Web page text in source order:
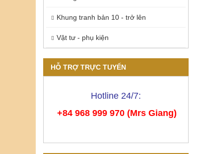
Khung tranh bản 10 - trở lên
Vật tư - phụ kiện
HỖ TRỢ TRỰC TUYẾN
Hotline 24/7:
+84 968 999 970 (Mrs Giang)